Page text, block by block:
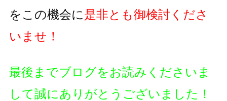
をこの機会に是非とも御検討くださ
いませ！
最後までブログをお読みくださいま
して誠にありがとうございました！